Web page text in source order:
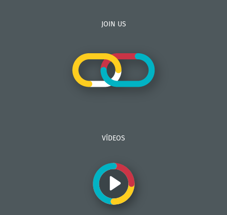
JOIN US
VÍDEOS